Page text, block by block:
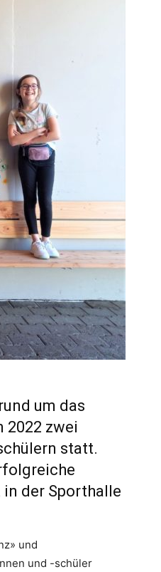
um das
2022 zwei
statt.
in der Sporthalle
und
und -schüler